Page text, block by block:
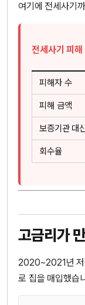
여기에 전세사기
전세사기 피해
피해자 수
피해 금액
보증기관 대
회수율
고금리가
2020~2021년 저
로 집을 매입했습